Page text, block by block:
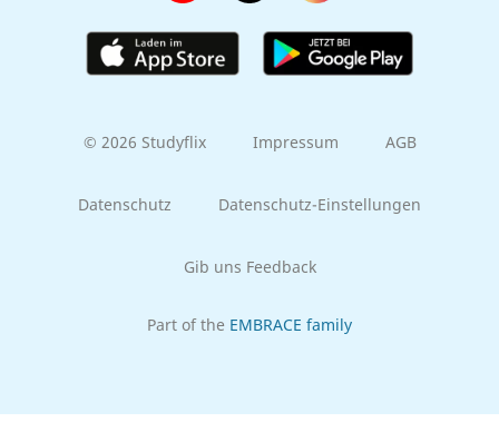
© 2026 Studyflix Impressum AGB
Datenschutz Datenschutz-Einstellungen
Gib uns Feedback
Part of the EMBRACE family